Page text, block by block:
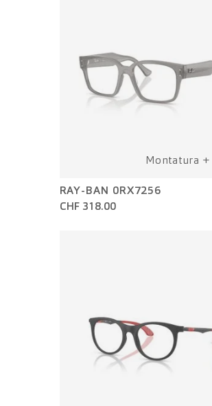
Montatura
RAY-BAN 0RX7256
CHF 318.00